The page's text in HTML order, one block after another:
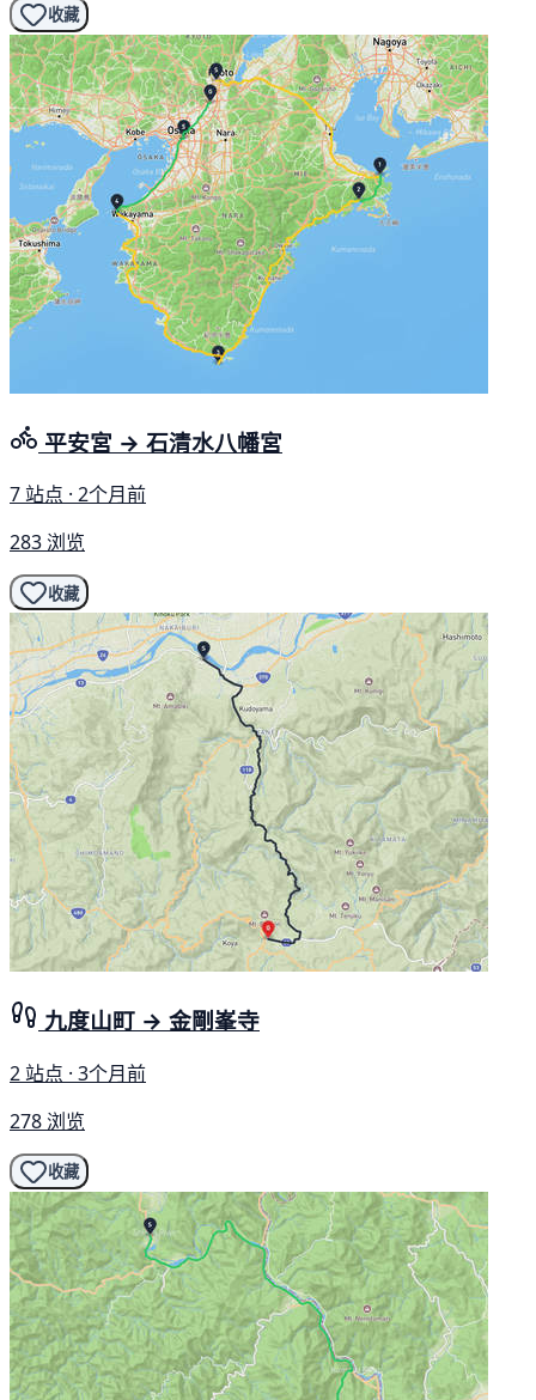
收藏
平安宮 → 石清水八幡宮
7 站点 · 2个月前
283 浏览
收藏
九度山町 → 金剛峯寺
2 站点 · 3个月前
278 浏览
收藏